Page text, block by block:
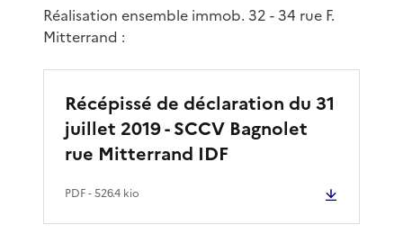
Réalisation ensemble immob. 32 - 34 rue F.
Mitterrand :
Récépissé de déclaration du 31
juillet 2019 - SCCV Bagnolet
rue Mitterrand IDF
PDF- 526.4 kio